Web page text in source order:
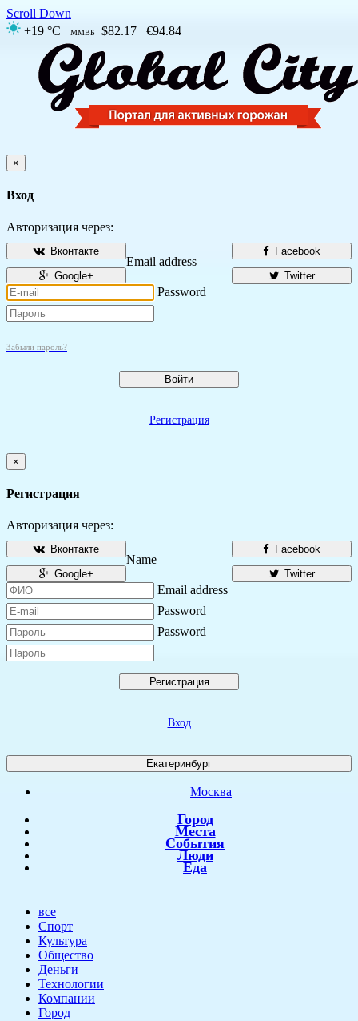
Scroll Down
+19 °C
ММВБ $82.17 €94.84
×
Вход
Авторизация через:
Facebook
Вконтакте
Twitter
Google+
Email address
Password
Забыли пароль?
Войти
Регистрация
×
Регистрация
Авторизация через:
Facebook
Вконтакте
Twitter
Google+
Name
Email address
Password
Password
Регистрация
Вход
Екатеринбург
Москва
Город
Места
События
Люди
Еда
все
Спорт
Культура
Общество
Деньги
Технологии
Компании
Город